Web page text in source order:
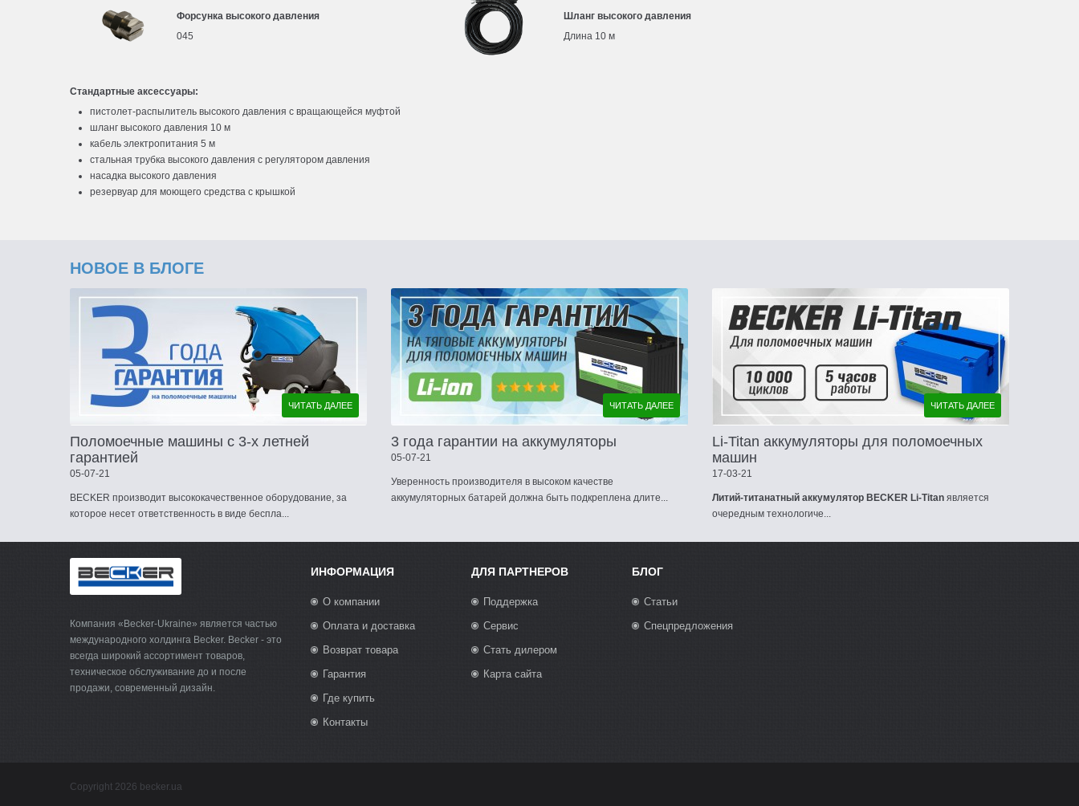
Форсунка высокого давления
045
Шланг высокого давления
Длина 10 м
Стандартные аксессуары:
пистолет-распылитель высокого давления с вращающейся муфтой
шланг высокого давления 10 м
кабель электропитания 5 м
стальная трубка высокого давления с регулятором давления
насадка высокого давления
резервуар для моющего средства с крышкой
НОВОЕ В БЛОГЕ
ЧИТАТЬ ДАЛЕЕ
Поломоечные машины с 3-х летней
гарантией
05-07-21
BECKER производит высококачественное оборудование, за
которое несет ответственность в виде беспла...
ЧИТАТЬ ДАЛЕЕ
3 года гарантии на аккумуляторы
05-07-21
Уверенность производителя в высоком качестве
аккумуляторных батарей должна быть подкреплена длите...
ЧИТАТЬ ДАЛЕЕ
Li-Titan аккумуляторы для поломоечных
машин
17-03-21
Литий-титанатный аккумулятор BECKER Li-Titan является
очередным технологиче...
Компания «Becker-Ukraine» является частью
международного холдинга Becker. Becker - это
всегда широкий ассортимент товаров,
техническое обслуживание до и после
продажи, современный дизайн.
ИНФОРМАЦИЯ
О компании
Оплата и доставка
Возврат товара
Гарантия
Где купить
Контакты
ДЛЯ ПАРТНЕРОВ
Поддержка
Сервис
Стать дилером
Карта сайта
БЛОГ
Статьи
Спецпредложения
Copyright 2026 becker.ua